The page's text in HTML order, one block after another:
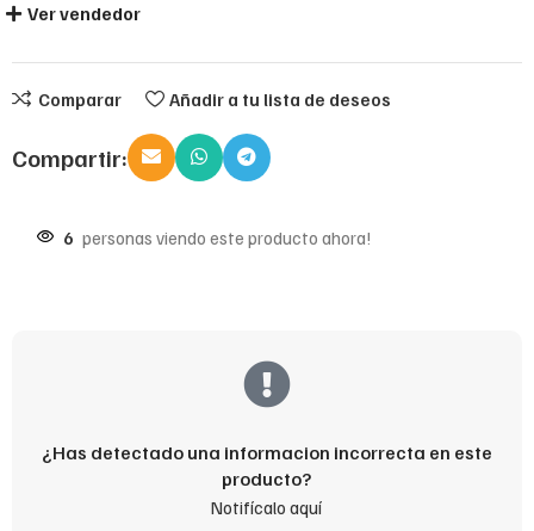
Ver vendedor
Comparar Añadir a tu lista de deseos
Compartir:
6 personas viendo este producto ahora!
¿Has detectado una informacion incorrecta en este
producto?
Notifícalo aquí